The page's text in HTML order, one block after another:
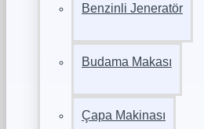
Benzinli Jeneratör
Budama Makası
Çapa Makinası